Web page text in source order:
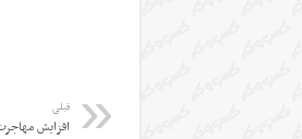
قبلی
افزایش مهاجرت